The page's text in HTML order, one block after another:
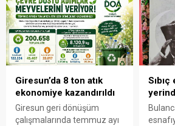
çekti. Cebeci, Giresun’un
bağımsızlık mücadelesinde
üstlendiği tarihi
sorumluluğun gelecek
nesillere doğru anlatılması
gerektiğini söyledi.
Giresun’da 8 ton atık
ekonomiye kazandırıldı
Giresun geri dönüşüm
çalışmalarında temmuz ayı